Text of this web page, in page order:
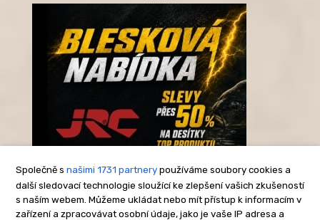
Společně s našimi 1731 partnery používáme soubory cookies a
další sledovací technologie sloužící ke zlepšení vašich zkušeností
s naším webem. Můžeme ukládat nebo mít přístup k informacím v
zařízení a zpracovávat osobní údaje, jako je vaše IP adresa a
-Reklama-